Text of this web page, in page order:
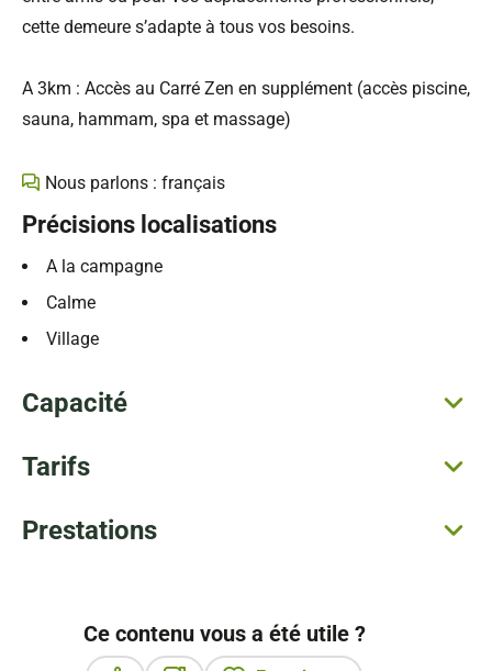
cette demeure s’adapte à tous vos besoins.
A 3km : Accès au Carré Zen en supplément (accès piscine,
sauna, hammam, spa et massage)
Nous parlons : français
Précisions localisations
A la campagne
Calme
Village
Capacité
Tarifs
Prestations
Ce contenu vous a été utile ?